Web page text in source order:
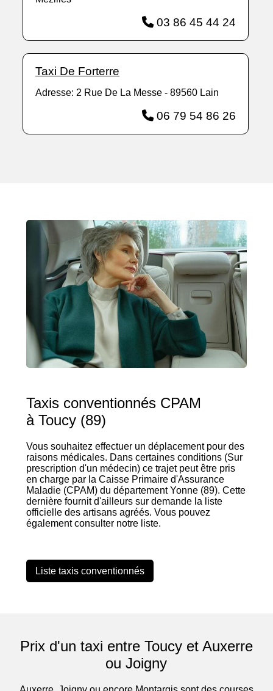
03 86 45 44 24
Taxi De Forterre
Adresse: 2 Rue De La Messe - 89560 Lain
06 79 54 86 26
Taxis conventionnés CPAM
à Toucy (89)
Vous souhaitez effectuer un déplacement pour des
raisons médicales. Dans certaines conditions (Sur
prescription d'un médecin) ce trajet peut être pris
en charge par la Caisse Primaire d'Assurance
Maladie (CPAM) du département Yonne (89). Cette
dernière fournit d'ailleurs sur demande la liste
officielle des artisans agréés. Vous pouvez
également consulter notre liste.
Liste taxis conventionnés
Prix d'un taxi entre Toucy et Auxerre
ou Joigny